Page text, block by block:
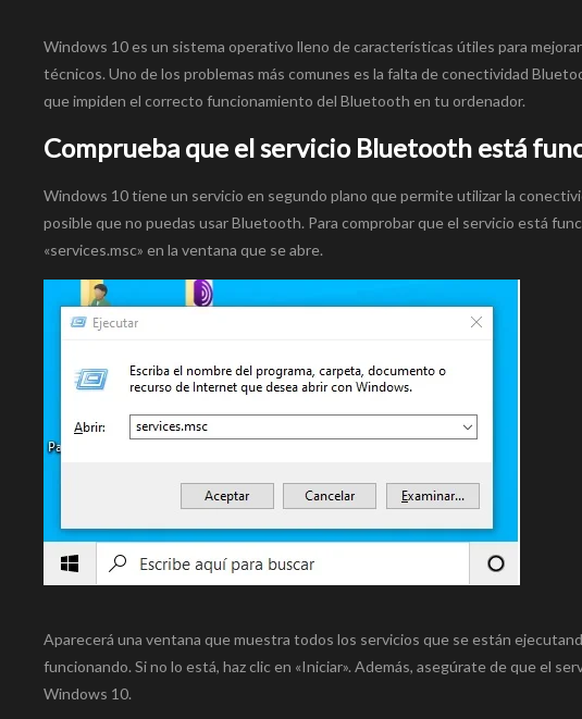
Windows 10 es un sistema operativo lleno de características útiles para
técnicos. Uno de los problemas más comunes es la falta de conectividad
que impiden el correcto funcionamiento del Bluetooth en tu ordenador.
Comprueba que el servicio Bluetooth está
Windows 10 tiene un servicio en segundo plano que permite utilizar la
posible que no puedas usar Bluetooth. Para comprobar que el servicio está
«services.msc» en la ventana que se abre.
Aparecerá una ventana que muestra todos los servicios que se están
funcionando. Si no lo está, haz clic en «Iniciar». Además, asegúrate de que el
Windows 10.